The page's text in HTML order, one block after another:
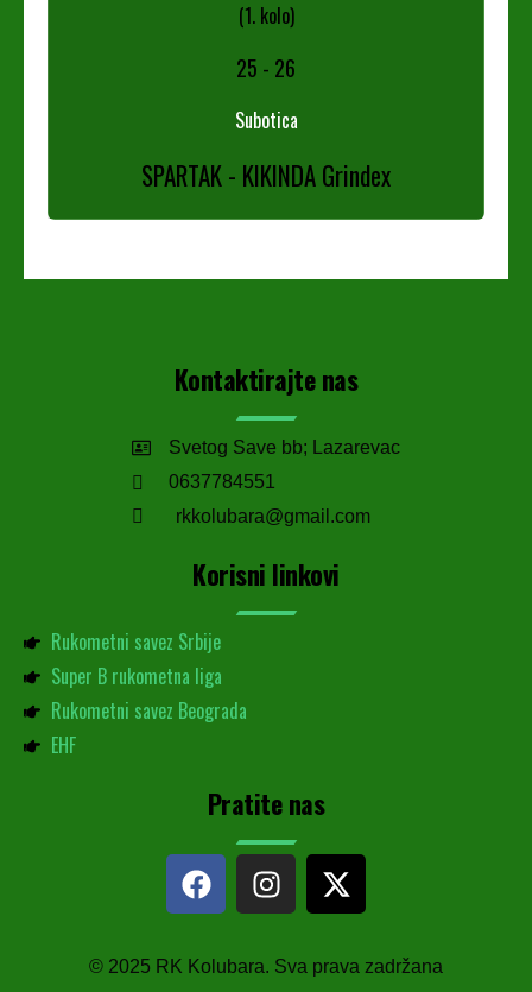
(1. kolo)
25 - 26
Subotica
SPARTAK - KIKINDA Grindex
Kontaktirajte nas
Svetog Save bb; Lazarevac
0637784551
rkkolubara@gmail.com
Korisni linkovi
Rukometni savez Srbije
Super B rukometna liga
Rukometni savez Beograda
EHF
Pratite nas
© 2025 RK Kolubara. Sva prava zadržana